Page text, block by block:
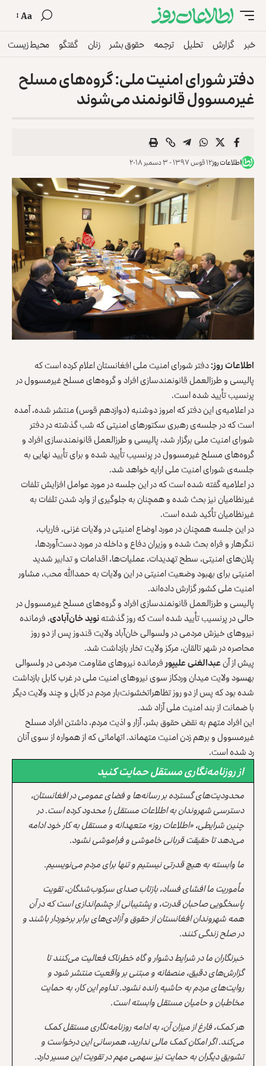
Aa
خبر گزارش تحلیل ترجمه حقوق بشر زنان گفتگو محیط زیست
دفتر شورای امنیت ملی: گروه‌های مسلح
غیرمسوول قانونمند می‌شوند
اطلاعات روز۱۲ قوس ۱۳۹۷ - ۳ دسمبر ۲۰۱۸
اطلاعات روز:دفتر شورای امنیت ملی افغانستان اعلام کرده است که
پالیسی و طرزالعمل قانونمندسازی افراد و گروه‌های مسلح غیرمسوول در
پرنسیب تأیید شده است.
در اعلامیه‌ی این دفتر که امروز دوشنبه (دوازدهم قوس) منتشر شده، آمده
است که در جلسه‌ی رهبری سکتورهای امنیتی که شب گذشته در دفتر
شورای امنیت ملی برگزار شد، پالیسی و طرزالعمل قانونمندسازی افراد و
گروه‌های مسلح غیرمسوول در پرنسیب تأیید شده و برای تأیید نهایی به
جلسه‌ی شورای امنیت ملی ارایه خواهد شد.
در اعلامیه گفته شده است که در این جلسه در مورد عوامل افزایش تلفات
غیرنظامیان نیز بحث شده و همچنان به جلوگیری از وارد شدن تلفات به
غیرنظامیان تأکید شده است.
در این جلسه همچنان در مورد اوضاع امنیتی در ولایات غزنی، فاریاب،
ننگرهار و فراه بحث شده و وزیران دفاع و داخله در مورد دست‌آوردها،
پلان‌های امنیتی، سطح تهدیدات، عملیات‌ها، اقدامات و تدابیر شدید
امنیتی برای بهبود وضعیت امنیتی در این ولایات به حمدالله محب، مشاور
امنیت ملی کشور گزارش داده‌اند.
پالیسی و طرزالعمل قانونمندسازی افراد و گروه‌های مسلح غیرمسوول در
حالی در پرنسیب تأیید شده است که روز گذشتهنوید خان‌آبادی، فرمانده
نیروهای خیزش مردمی در ولسوالی خان‌آباد ولایت قندوز پس از دو روز
محاصره در شهر تالقان، مرکز ولایت تخار بازداشت شد.
پیش از آنعبدالغنی علیپورفرمانده نیروهای مقاومت مردمی در ولسوالی
بهسود ولایت میدان وردکاز سوی نیروهای امنیت ملی در غرب کابل بازداشت
شده بود که پس از دو روز تظاهراتخشونت‌بار مردم در کابل و چند ولایت دیگر
با ضمانت از بند امنیت ملی آزاد شد.
این افراد متهم به نقض حقوق بشر، آزار و اذیت مردم، داشتن افراد مسلح
غیرمسوول و برهم زدن امنیت متهماند. اتهاماتی که از همواره از سوی آنان
رد شده است.
از روزنامه‌نگاری مستقل حمایت کنید
محدودیت‌های گسترده بر رسانه‌ها و فضای عمومی در افغانستان،
دسترسی شهروندان به اطلاعات مستقل را محدود کرده است. در
چنین شرایطی، «اطلاعات روز» متعهدانه و مستقل به کار خود ادامه
می‌دهد تا حقیقت قربانی خاموشی و فراموشی نشود.
ما وابسته به هیچ قدرتی نیستیم و تنها برای مردم می‌نویسیم.
مأموریت ما افشای فساد، بازتاب صدای سرکوب‌شدگان، تقویت
پاسخگویی صاحبان قدرت، و پشتیبانی از چشم‌اندازی است که در آن
همه شهروندان افغانستان از حقوق و آزادی‌های برابر برخوردار باشند و
در صلح زندگی کنند.
خبرنگاران ما در شرایط دشوار و گاه خطرناک فعالیت می‌کنند تا
گزارش‌های دقیق، منصفانه و مبتنی بر واقعیت منتشر شود و
روایت‌های مردم به حاشیه رانده نشود. تداوم این کار، به حمایت
مخاطبان و حامیان مستقل وابسته است.
هر کمک، فارغ از میزان آن، به ادامه روزنامه‌نگاری مستقل کمک
می‌کند. اگر امکان کمک مالی ندارید، همرسانی این درخواست و
تشویق دیگران به حمایت نیز سهمی مهم در تقویت این مسیر دارد.